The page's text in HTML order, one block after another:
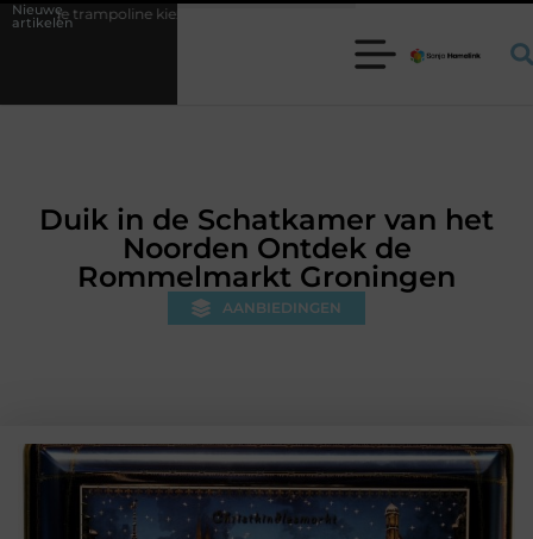
Nieuwe
artikelen
voor jouw tuin
Duik in de Schatkamer van het
Noorden Ontdek de
Rommelmarkt Groningen
AANBIEDINGEN